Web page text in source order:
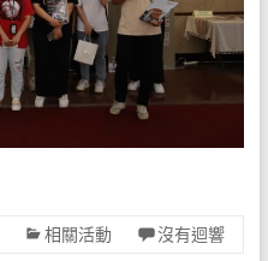
相關活動 沒有迴響